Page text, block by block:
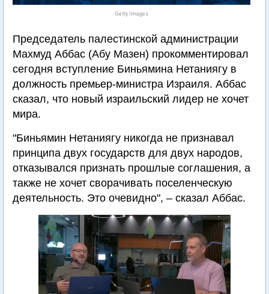
Getty Images
Председатель палестинской администрации
Махмуд Аббас (Абу Мазен) прокомментировал
сегодня вступление Биньямина Нетаниягу в
должность премьер-министра Израиля. Аббас
сказал, что новый израильский лидер не хочет
мира.
"Биньямин Нетаниягу никогда не признавал
принципа двух государств для двух народов,
отказывался признать прошлые соглашения, а
также не хочет сворачивать поселенческую
деятельность. Это очевидно", – сказал Аббас.